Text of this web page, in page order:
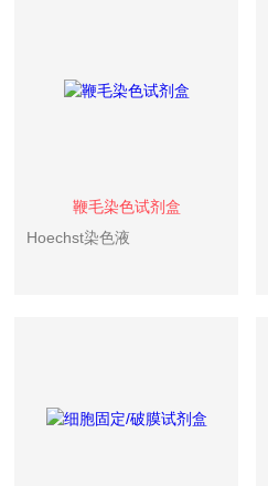
鞭毛染色试剂盒
Hoechst染色液